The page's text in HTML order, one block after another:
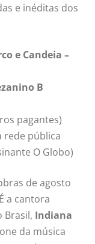
e inéditas dos
e Candeia –
B
pagantes)
rede pública
O Globo)
de agosto
a cantora
Brasil, Indiana
da música